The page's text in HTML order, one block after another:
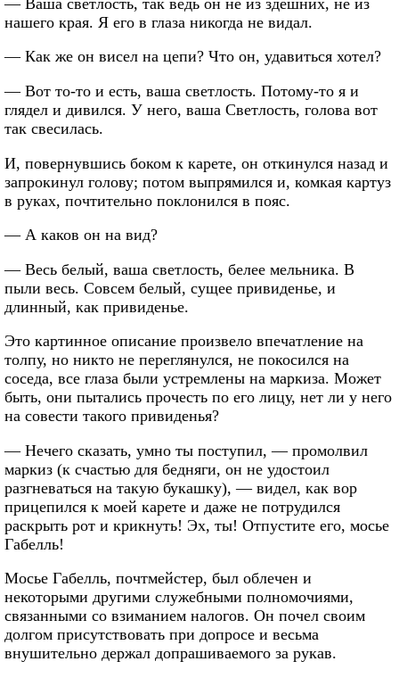
нашего края. Я его в глаза никогда не видал.
— Как же он висел на цепи? Что он, удавиться хотел?
— Вот то-то и есть, ваша светлость. Потому-то я и
глядел и дивился. У него, ваша Светлость, голова вот
так свесилась.
И, повернувшись боком к карете, он откинулся назад и
запрокинул голову; потом выпрямился и, комкая картуз
в руках, почтительно поклонился в пояс.
— А каков он на вид?
— Весь белый, ваша светлость, белее мельника. В
пыли весь. Совсем белый, сущее привиденье, и
длинный, как привиденье.
Это картинное описание произвело впечатление на
толпу, но никто не переглянулся, не покосился на
соседа, все глаза были устремлены на маркиза. Может
быть, они пытались прочесть по его лицу, нет ли у него
на совести такого привиденья?
— Нечего сказать, умно ты поступил, — промолвил
маркиз (к счастью для бедняги, он не удостоил
разгневаться на такую букашку), — видел, как вор
прицепился к моей карете и даже не потрудился
раскрыть рот и крикнуть! Эх, ты! Отпустите его, мосье
Габелль!
Мосье Габелль, почтмейстер, был облечен и
некоторыми другими служебными полномочиями,
связанными со взиманием налогов. Он почел своим
долгом присутствовать при допросе и весьма
внушительно держал допрашиваемого за рукав.